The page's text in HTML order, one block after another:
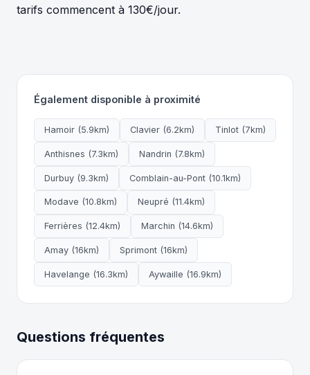
tarifs commencent à 130€/jour.
Également disponible à proximité
Hamoir (5.9km) Clavier (6.2km) Tinlot (7km)
Anthisnes (7.3km) Nandrin (7.8km)
Durbuy (9.3km) Comblain-au-Pont (10.1km)
Modave (10.8km) Neupré (11.4km)
Ferrières (12.4km) Marchin (14.6km)
Amay (16km) Sprimont (16km)
Havelange (16.3km) Aywaille (16.9km)
Questions fréquentes